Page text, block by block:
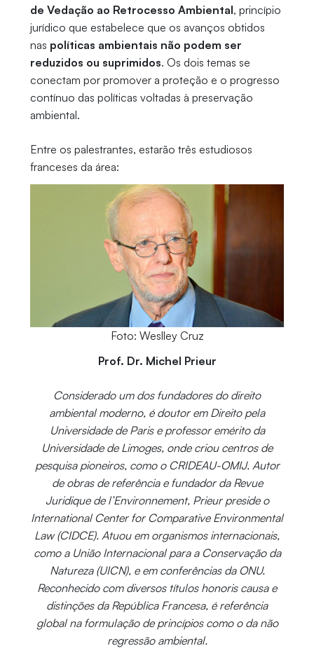
de Vedação ao Retrocesso Ambiental, princípio
jurídico que estabelece que os avanços obtidos
nas políticas ambientais não podem ser
reduzidos ou suprimidos. Os dois temas se
conectam por promover a proteção e o progresso
contínuo das políticas voltadas à preservação
ambiental.
Entre os palestrantes, estarão três estudiosos
franceses da área:
Foto: Weslley Cruz
Prof. Dr. Michel Prieur
Considerado um dos fundadores do direito
ambiental moderno, é doutor em Direito pela
Universidade de Paris e professor emérito da
Universidade de Limoges, onde criou centros de
pesquisa pioneiros, como o CRIDEAU-OMIJ. Autor
de obras de referência e fundador da Revue
Juridique de l’Environnement, Prieur preside o
International Center for Comparative Environmental
Law (CIDCE). Atuou em organismos internacionais,
como a União Internacional para a Conservação da
Natureza (UICN), e em conferências da ONU.
Reconhecido com diversos títulos honoris causa e
distinções da República Francesa, é referência
global na formulação de princípios como o da não
regressão ambiental.